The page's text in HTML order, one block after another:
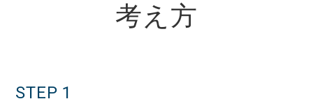
考え方
STEP 1